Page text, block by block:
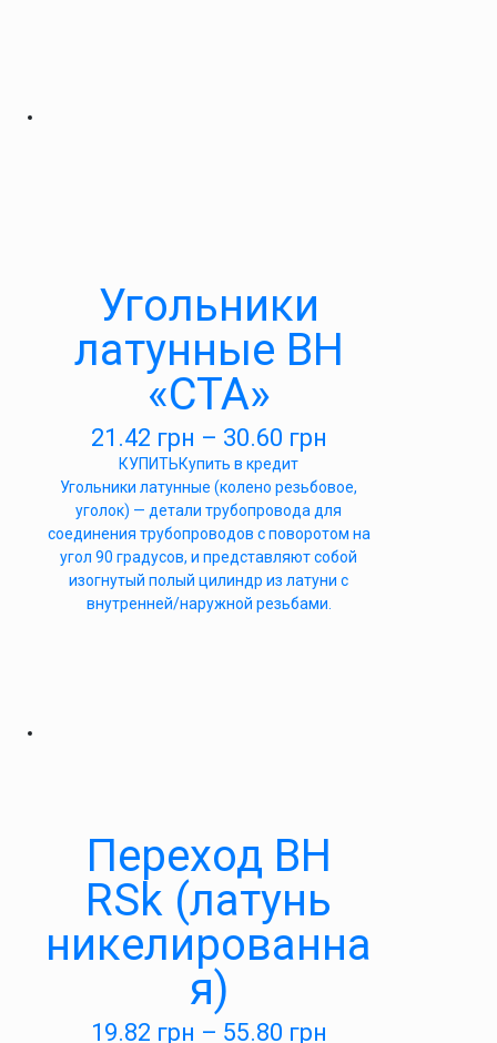
Угольники
латунные ВН
«СТА»
21.42 грн – 30.60 грн
КУПИТЬКупить в кредит
Угольники латунные (колено резьбовое,
уголок) — детали трубопровода для
соединения трубопроводов с поворотом на
угол 90 градусов, и представляют собой
изогнутый полый цилиндр из латуни с
внутренней/наружной резьбами.
Переход ВН
RSk (латунь
никелированна
я)
19.82 грн – 55.80 грн